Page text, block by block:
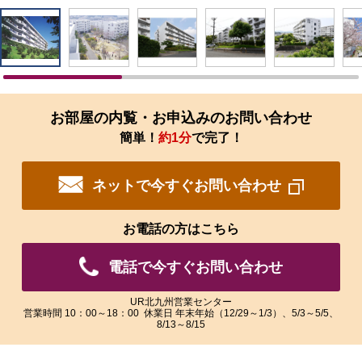
画
像
を
ク
リ
す
拡
大
さ
い
だ
画
像
を
ク
リ
拡
い
だ
お部屋の内覧・お申込みのお問い合わせ
簡単！ 約1分で完了！
ネットで今すぐお問い合わせ
お電話の方はこちら
電話で今すぐお問い合わせ
UR北九州営業センター
営業時間 10：00～18：00 休業日 年末年始（12/29～1/3）、5/3～5/5、
8/13～8/15